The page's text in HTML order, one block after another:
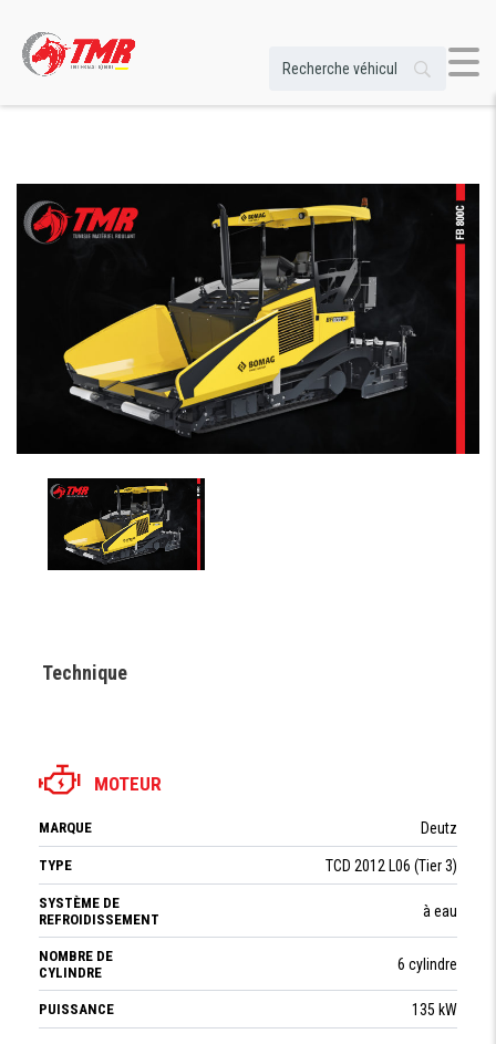
Technique
MOTEUR
MARQUE Deutz
TYPE TCD 2012 L06 (Tier 3)
SYSTÈME DE
REFROIDISSEMENT
à eau
NOMBRE DE
CYLINDRE
6 cylindre
PUISSANCE 135 kW